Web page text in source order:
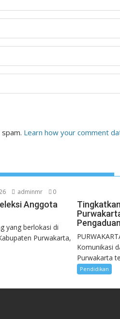
Learn how your comment
adminmr 0
Anggota
yang berlokasi di
Purwakarta,
Komunikasi
Purwakarta
Pendidikan